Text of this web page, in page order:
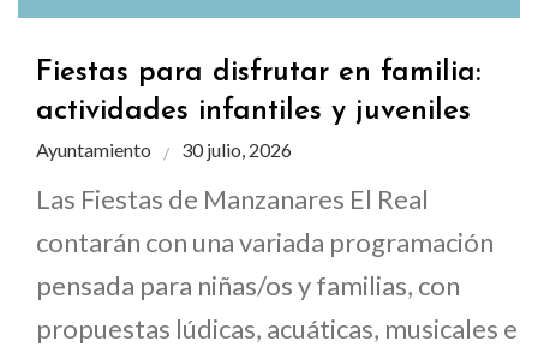
Fiestas para disfrutar en familia:
actividades infantiles y juveniles
Ayuntamiento 30 julio, 2026
Las Fiestas de Manzanares El Real
contarán con una variada programación
pensada para niñas/os y familias, con
propuestas lúdicas, acuáticas, musicales e